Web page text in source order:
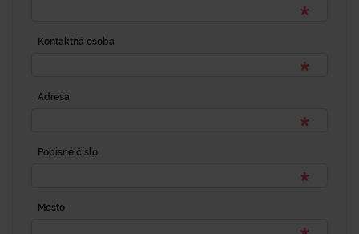
Kontaktná osoba
Adresa
Popisné číslo
Mesto